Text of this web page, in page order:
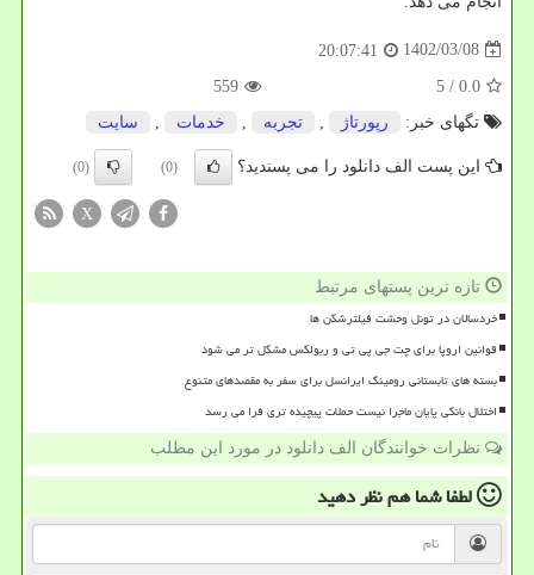
1402/03/08
20:07:41
0.0
/ 5
559
تگهای خبر:
رپورتاژ تجربه خدمات سایت
این پست الف دانلود را می پسندید؟ (0)
(0)
X
تازه ترین پستهای مرتبط
خردسالان در تونل وحشت فیلترشکن ها
قوانین اروپا برای چت جی پی تی و ربولکس مشکل تر می شود
بسته های تابستانی رومینگ ایرانسل برای سفر به مقصدهای متنوع
اختلال بانکی پایان ماجرا نیست حملات پیچیده تری فرا می رسد
نظرات خوانندگان الف دانلود در مورد این مطلب
لطفا شما همنظر دهید